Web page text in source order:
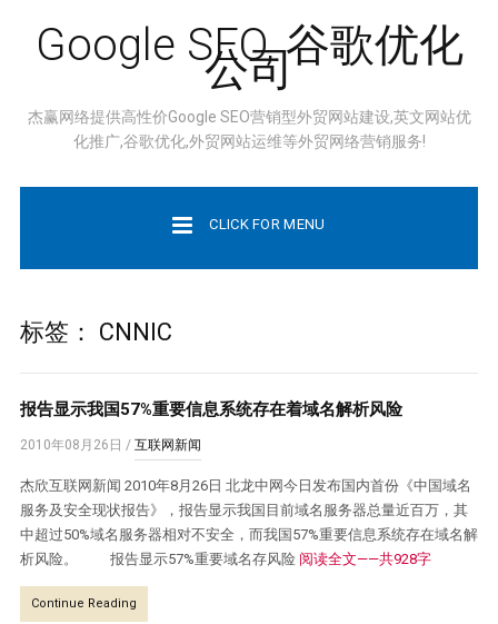
Google SEO, 谷歌优化
公司
杰赢网络提供高性价Google SEO营销型外贸网站建设,英文网站优
化推广,谷歌优化,外贸网站运维等外贸网络营销服务!
CLICK FOR MENU
标签： CNNIC
报告显示我国57%重要信息系统存在着域名解析风险
2010年08月26日 / 互联网新闻
杰欣互联网新闻 2010年8月26日 北龙中网今日发布国内首份《中国域名
服务及安全现状报告》，报告显示我国目前域名服务器总量近百万，其
中超过50%域名服务器相对不安全，而我国57%重要信息系统存在域名解
析风险。 报告显示57%重要域名存风险 阅读全文——共928字
Continue Reading